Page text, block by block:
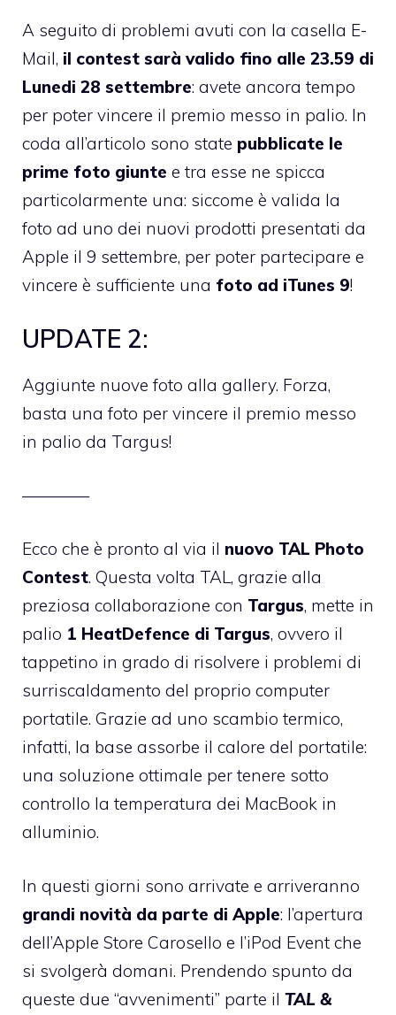
A seguito di problemi avuti con la casella E-
Mail, il contest sarà valido fino alle 23.59 di
Lunedi 28 settembre: avete ancora tempo
per poter vincere il premio messo in palio. In
coda all’articolo sono state pubblicate le
prime foto giunte e tra esse ne spicca
particolarmente una: siccome è valida la
foto ad uno dei nuovi prodotti presentati da
Apple il 9 settembre, per poter partecipare e
vincere è sufficiente una foto ad iTunes 9!
UPDATE 2:
Aggiunte nuove foto alla gallery. Forza,
basta una foto per vincere il premio messo
in palio da Targus!
————
Ecco che è pronto al via il nuovo TAL Photo
Contest. Questa volta TAL, grazie alla
preziosa collaborazione con Targus, mette in
palio 1 HeatDefence di Targus, ovvero il
tappetino in grado di risolvere i problemi di
surriscaldamento del proprio computer
portatile. Grazie ad uno scambio termico,
infatti, la base assorbe il calore del portatile:
una soluzione ottimale per tenere sotto
controllo la temperatura dei MacBook in
alluminio.
In questi giorni sono arrivate e arriveranno
grandi novità da parte di Apple: l’apertura
dell’Apple Store Carosello e l’iPod Event che
si svolgerà domani. Prendendo spunto da
queste due “avvenimenti” parte il TAL &